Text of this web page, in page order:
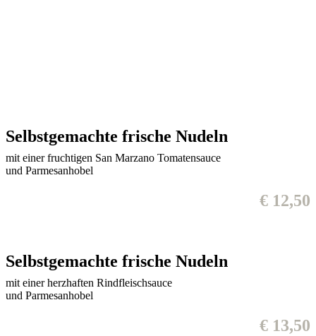
Selbstgemachte frische Nudeln
mit einer fruchtigen San Marzano Tomatensauce
und Parmesanhobel
€ 12,50
Selbstgemachte frische Nudeln
mit einer herzhaften Rindfleischsauce
und Parmesanhobel
€ 13,50